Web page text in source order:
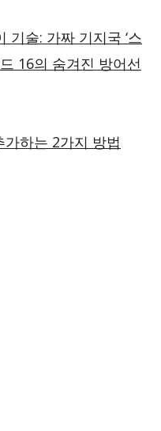
기술: 가짜 기지국 ‘스
16의 숨겨진 방어선
하는 2가지 방법